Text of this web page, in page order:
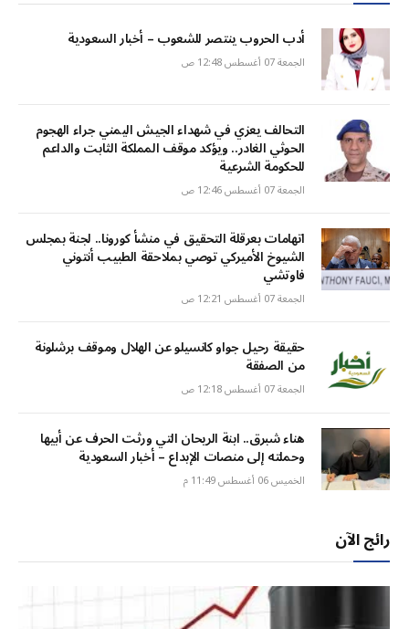
أدب الحروب ينتصر للشعوب – أخبار السعودية
الجمعة 07 أغسطس 12:48 ص
التحالف يعزي في شهداء الجيش اليمني جراء الهجوم
الحوثي الغادر.. ويؤكد موقف المملكة الثابت والداعم
للحكومة الشرعية
الجمعة 07 أغسطس 12:46 ص
اتهامات بعرقلة التحقيق في منشأ كورونا.. لجنة بمجلس
الشيوخ الأميركي توصي بملاحقة الطبيب أنتوني
فاوتشي
الجمعة 07 أغسطس 12:21 ص
حقيقة رحيل جواو كانسيلو عن الهلال وموقف برشلونة
من الصفقة
الجمعة 07 أغسطس 12:18 ص
هناء شبرق.. ابنة الريحان التي ورثت الحرف عن أبيها
وحملته إلى منصات الإبداع – أخبار السعودية
الخميس 06 أغسطس 11:49 م
رائج الآن